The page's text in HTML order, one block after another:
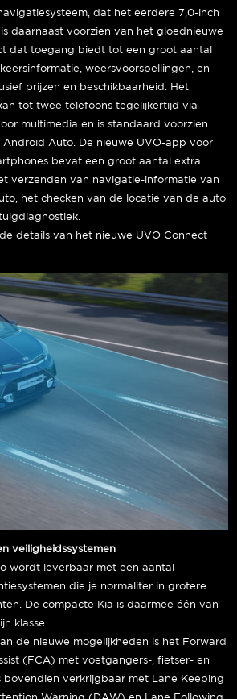
dat het eerdere 7,0-inch
daarnaast voorzien van het gloednieuwe
dat toegang biedt tot een groot aantal
weersvoorspellingen, en
prijzen en beschikbaarheid. Het
tot twee telefoons tegelijkertijd via
multimedia en is standaard voorzien
Auto. De nieuwe UVO-app voor
bevat een groot aantal extra
verzenden van navigatie-informatie van
het checken van de locatie van de auto
details van het nieuwe UVO Connect
veiligheidssystemen
wordt leverbaar met een aantal
die je normaliter in grotere
De compacte Kia is daarmee één van
klasse.
de nieuwe mogelijkheden is het Forward
(FCA) met voetgangers-, fietser- en
bovendien verkrijgbaar met Lane Keeping